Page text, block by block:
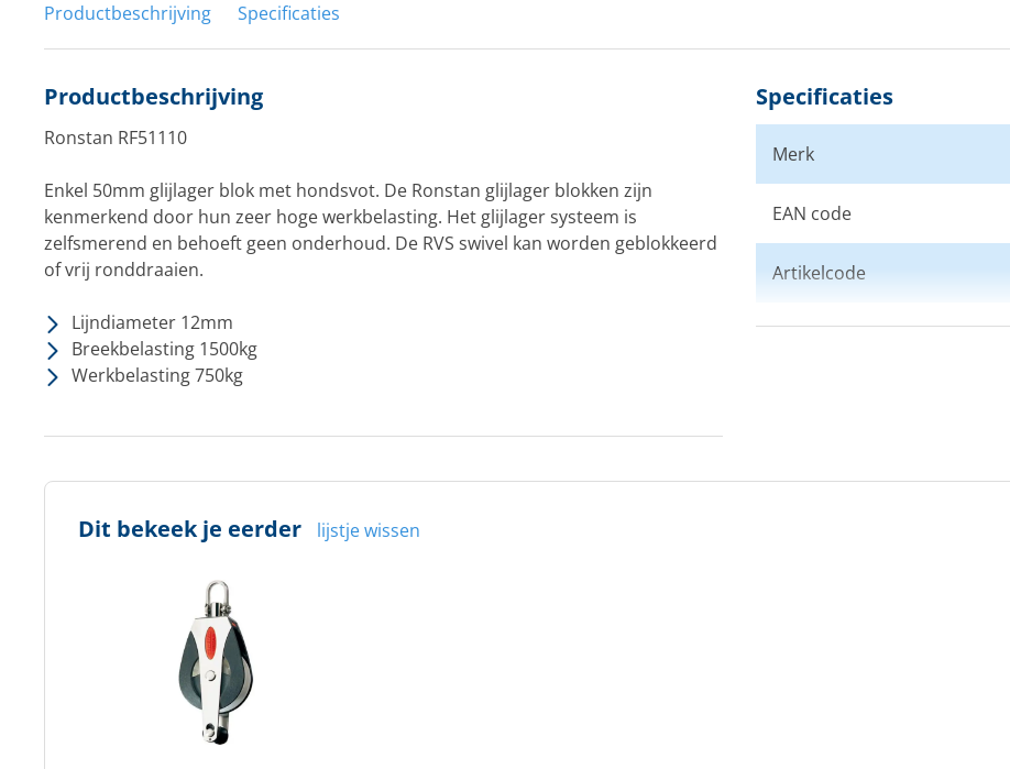
Productbeschrijving Specificaties
Productbeschrijving
Ronstan RF51110
Enkel 50mm glijlager blok met hondsvot. De Ronstan glijlager blokken zijn
kenmerkend door hun zeer hoge werkbelasting. Het glijlager systeem is
zelfsmerend en behoeft geen onderhoud. De RVS swivel kan worden geblokkeerd
of vrij ronddraaien.
Lijndiameter 12mm
Breekbelasting 1500kg
Werkbelasting 750kg
Specificaties
Merk
EAN code
Artikelcode
Aantal schijven
Dit bekeek je eerder lijstje wissen